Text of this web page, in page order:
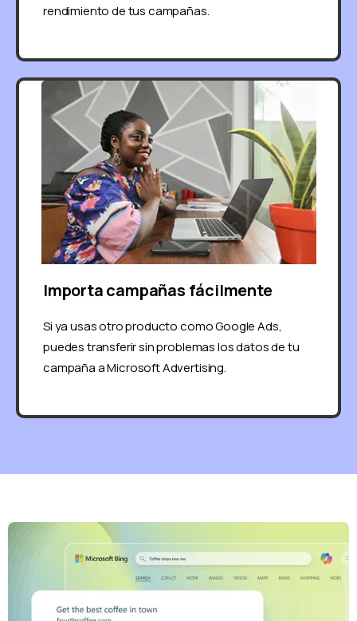
rendimiento de tus campañas.
Importa campañas fácilmente
Si ya usas otro producto como Google Ads,
puedes transferir sin problemas los datos de tu
campaña a Microsoft Advertising.